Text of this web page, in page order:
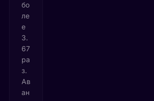
бо
ле
е
3.
67
ра
з.
Ав
ан